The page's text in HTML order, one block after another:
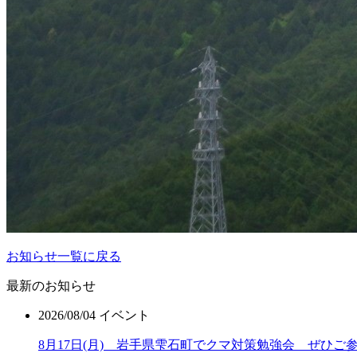
お知らせ一覧に戻る
最新のお知らせ
2026/08/04 イベント
8月17日(月) 岩手県雫石町でクマ対策勉強会 ぜひご